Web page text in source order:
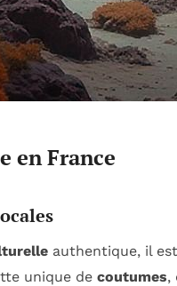
en France
authentique, il
unique de coutumes,